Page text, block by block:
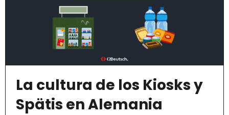
La cultura de los Kiosks y
Spätis en Alemania